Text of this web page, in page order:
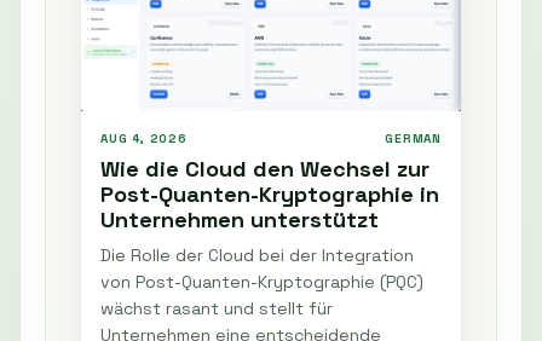
AUG 4, 2026 GERMAN
Wie die Cloud den Wechsel zur
Post-Quanten-Kryptographie in
Unternehmen unterstützt
Die Rolle der Cloud bei der Integration
von Post-Quanten-Kryptographie (PQC)
wächst rasant und stellt für
Unternehmen eine entscheidende